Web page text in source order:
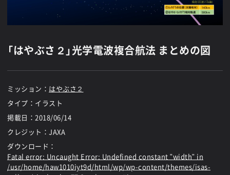
「はやぶさ２」光学電波複合航法 まとめの図
ミッション： はやぶさ２
タイプ：イラスト
掲載日： 2018/06/14
クレジット：JAXA
ダウンロード：
Fatal error: Uncaught Error: Undefined constant "width" in
/usr/home/haw1010iyt9d/html/wp/wp-content/themes/isas-